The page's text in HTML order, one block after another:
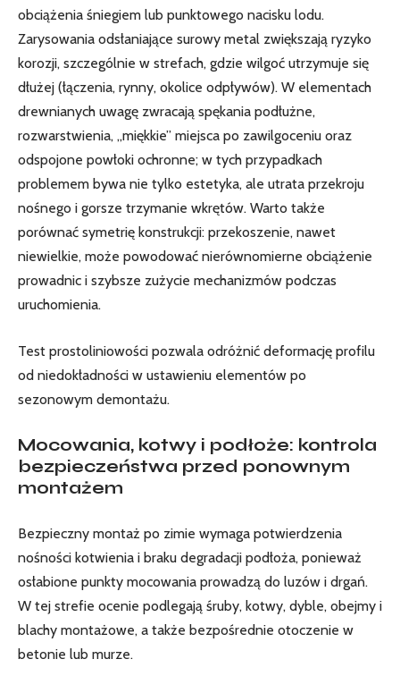
obciążenia śniegiem lub punktowego nacisku lodu.
Zarysowania odsłaniające surowy metal zwiększają ryzyko
korozji, szczególnie w strefach, gdzie wilgoć utrzymuje się
dłużej (łączenia, rynny, okolice odpływów). W elementach
drewnianych uwagę zwracają spękania podłużne,
rozwarstwienia, „miękkie” miejsca po zawilgoceniu oraz
odspojone powłoki ochronne; w tych przypadkach
problemem bywa nie tylko estetyka, ale utrata przekroju
nośnego i gorsze trzymanie wkrętów. Warto także
porównać symetrię konstrukcji: przekoszenie, nawet
niewielkie, może powodować nierównomierne obciążenie
prowadnic i szybsze zużycie mechanizmów podczas
uruchomienia.
Test prostoliniowości pozwala odróżnić deformację profilu
od niedokładności w ustawieniu elementów po
sezonowym demontażu.
Mocowania, kotwy i podłoże: kontrola
bezpieczeństwa przed ponownym
montażem
Bezpieczny montaż po zimie wymaga potwierdzenia
nośności kotwienia i braku degradacji podłoża, ponieważ
osłabione punkty mocowania prowadzą do luzów i drgań.
W tej strefie ocenie podlegają śruby, kotwy, dyble, obejmy i
blachy montażowe, a także bezpośrednie otoczenie w
betonie lub murze.